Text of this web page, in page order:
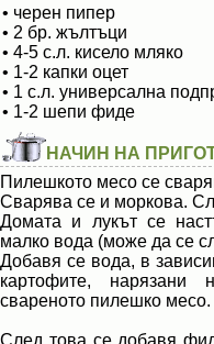
• черен пипер
• 2 бр. жълтъци
• 4-5 с.л. кисело мляко
• 1-2 капки оцет
• 1 с.л. универсална
• 1-2 шепи фиде
НАЧИН НА
Пилешкото месо се
Сварява се и моркова.
Домата и лукът се
малко вода (може да се
Добавя се вода, в
картофите, нарязани
свареното пилешко
След това се добавя